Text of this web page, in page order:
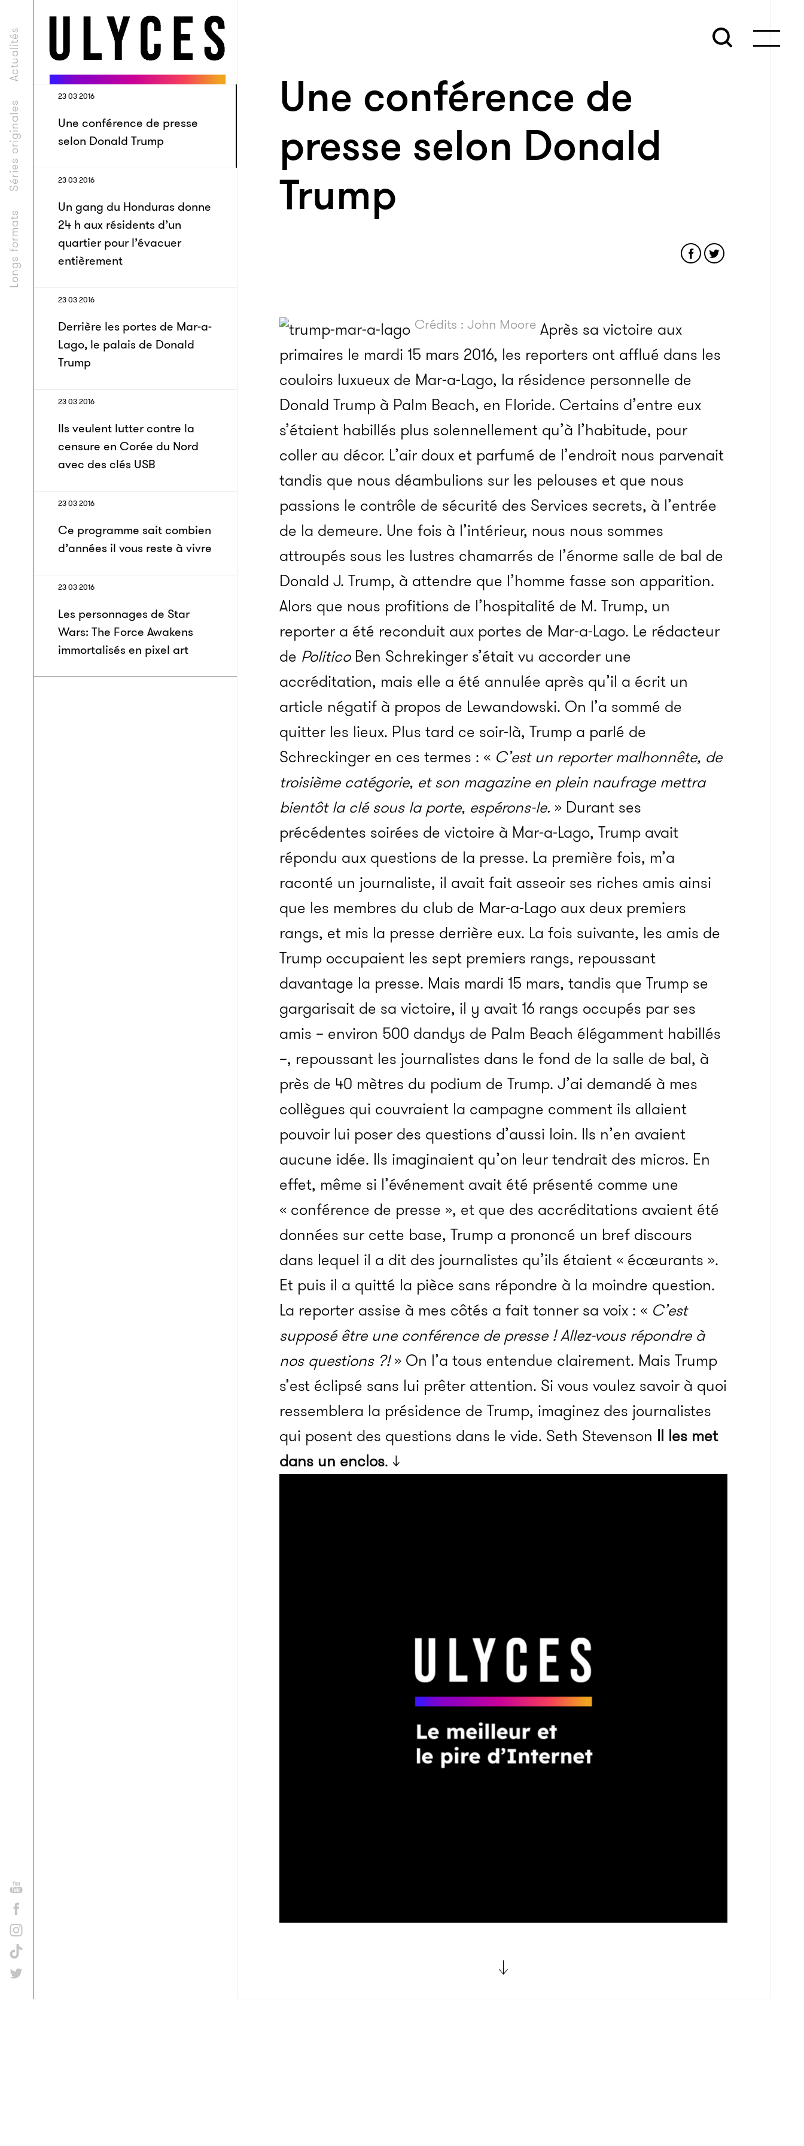
Longs formats
Séries originales
Actualités
23 03 2016
Une conférence de presse
selon Donald Trump
23 03 2016
Un gang du Honduras donne
24 h aux résidents d’un
quartier pour l’évacuer
entièrement
23 03 2016
Derrière les portes de Mar-a-
Lago, le palais de Donald
Trump
23 03 2016
Ils veulent lutter contre la
censure en Corée du Nord
avec des clés USB
23 03 2016
Ce programme sait combien
d’années il vous reste à vivre
23 03 2016
Les personnages de Star
Wars: The Force Awakens
immortalisés en pixel art
Une conférence de
presse selon Donald
Trump
Crédits : John Moore Après sa victoire aux
primaires le mardi 15 mars 2016, les reporters ont afflué dans les
couloirs luxueux de Mar-a-Lago, la résidence personnelle de
Donald Trump à Palm Beach, en Floride. Certains d’entre eux
s’étaient habillés plus solennellement qu’à l’habitude, pour
coller au décor. L’air doux et parfumé de l’endroit nous parvenait
tandis que nous déambulions sur les pelouses et que nous
passions le contrôle de sécurité des Services secrets, à l’entrée
de la demeure. Une fois à l’intérieur, nous nous sommes
attroupés sous les lustres chamarrés de l’énorme salle de bal de
Donald J. Trump, à attendre que l’homme fasse son apparition.
Alors que nous profitions de l’hospitalité de M. Trump, un
reporter a été reconduit aux portes de Mar-a-Lago. Le rédacteur
de PoliticoBen Schrekinger s’était vu accorder une
accréditation, mais elle a été annulée après qu’il a écrit un
article négatif à propos de Lewandowski. On l’a sommé de
quitter les lieux. Plus tard ce soir-là, Trump a parlé de
Schreckinger en ces termes : « C’est un reporter malhonnête, de
troisième catégorie, et son magazine en plein naufrage mettra
bientôt la clé sous la porte, espérons-le. » Durant ses
précédentes soirées de victoire à Mar-a-Lago, Trump avait
répondu aux questions de la presse. La première fois, m’a
raconté un journaliste, il avait fait asseoir ses riches amis ainsi
que les membres du club de Mar-a-Lago aux deux premiers
rangs, et mis la presse derrière eux. La fois suivante, les amis de
Trump occupaient les sept premiers rangs, repoussant
davantage la presse. Mais mardi 15 mars, tandis que Trump se
gargarisait de sa victoire, il y avait 16 rangs occupés par ses
amis – environ 500 dandys de Palm Beach élégamment habillés
–, repoussant les journalistes dans le fond de la salle de bal, à
près de 40 mètres du podium de Trump. J’ai demandé à mes
collègues qui couvraient la campagne comment ils allaient
pouvoir lui poser des questions d’aussi loin. Ils n’en avaient
aucune idée. Ils imaginaient qu’on leur tendrait des micros. En
effet, même si l’événement avait été présenté comme une
« conférence de presse », et que des accréditations avaient été
données sur cette base, Trump a prononcé un bref discours
dans lequel il a dit des journalistes qu’ils étaient « écœurants ».
Et puis il a quitté la pièce sans répondre à la moindre question.
La reporter assise à mes côtés a fait tonner sa voix : « C’est
supposé être une conférence de presse ! Allez-vous répondre à
nos questions ?!» On l’a tous entendue clairement. Mais Trump
s’est éclipsé sans lui prêter attention. Si vous voulez savoir à quoi
ressemblera la présidence de Trump, imaginez des journalistes
qui posent des questions dans le vide. Seth Stevenson Il les met
dans un enclos. ↓